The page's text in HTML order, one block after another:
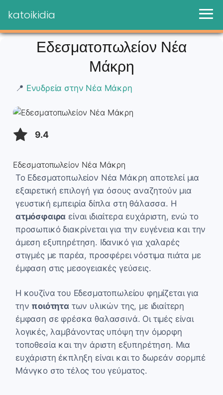
katoikidia
Εδεσματοπωλείον Νέα
Μάκρη
📍 Ενυδρεία στην Νέα Μάκρη
9.4
Εδεσματοπωλείον Νέα Μάκρη
Το Εδεσματοπωλείον Νέα Μάκρη αποτελεί μια
εξαιρετική επιλογή για όσους αναζητούν μια
γευστική εμπειρία δίπλα στη θάλασσα. Η
ατμόσφαιρα είναι ιδιαίτερα ευχάριστη, ενώ το
προσωπικό διακρίνεται για την ευγένεια και την
άμεση εξυπηρέτηση. Ιδανικό για χαλαρές
στιγμές με παρέα, προσφέρει νόστιμα πιάτα με
έμφαση στις μεσογειακές γεύσεις.
Η κουζίνα του Εδεσματοπωλείου φημίζεται για
την ποιότητα των υλικών της, με ιδιαίτερη
έμφαση σε φρέσκα θαλασσινά. Οι τιμές είναι
λογικές, λαμβάνοντας υπόψη την όμορφη
τοποθεσία και την άριστη εξυπηρέτηση. Μια
ευχάριστη έκπληξη είναι και το δωρεάν σορμπέ
Μάνγκο στο τέλος του γεύματος.